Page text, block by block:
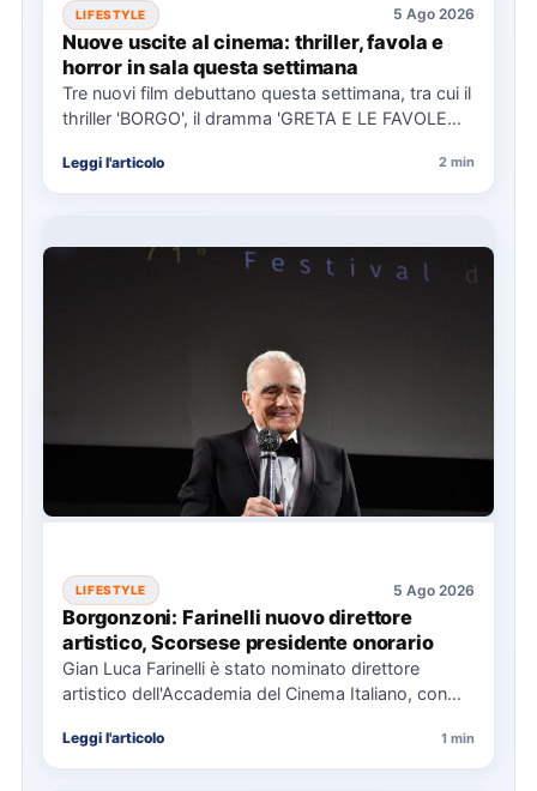
LIFESTYLE 5 Ago 2026
Nuove uscite al cinema: thriller, favola e
horror in sala questa settimana
Tre nuovi film debuttano questa settimana, tra cui il
thriller 'BORGO', il dramma 'GRETA E LE FAVOLE
Leggi l'articolo 2 min
LIFESTYLE 5 Ago 2026
Borgonzoni: Farinelli nuovo direttore
artistico, Scorsese presidente onorario
Gian Luca Farinelli è stato nominato direttore
artistico dell'Accademia del Cinema Italiano, con
Leggi l'articolo 1 min